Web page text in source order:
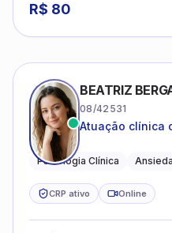
R$ 80
BEATRIZ
08/42531
Atuação clínica
Psicologia Clínica
CRP ativo Online